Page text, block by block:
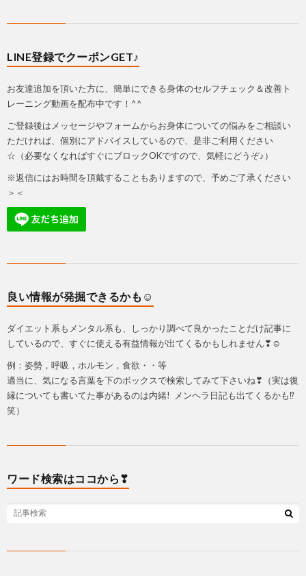
LINE登録でクーポンGET♪
お友達追加を頂いた方に、簡単にできる身体のセルフチェック＆改善ト
レーニング動画を配布中です！^^
ご登録後はメッセージやフォームからお身体についての悩みをご相談い
ただければ、個別にアドバイスしているので、是非ご利用ください
☆（必要なくなればすぐにブロックOKですので、気軽にどうぞ♪）
※返信にはお時間を頂戴することもありますので、予めご了承ください
＞＜
良い情報が発掘できるかも☺
ダイエット系もメンタル系も、しっかり調べて良かったことだけ記事に
しているので、すぐに使える有益情報が出てくるかもしれません❣☺
例：姿勢，呼吸，ホルモン，食欲・・等
適当に、気になる言葉を下のボックスで検索してみて下さいね❣（実は復
縁についても書いてた事があるのは内緒! メンヘラ日記も出てくるかも⁉
笑）
ワード検索はココから❣